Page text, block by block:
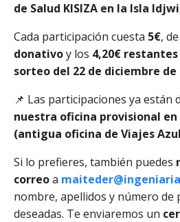
de Salud KISIZA en la Isla
Cada participación cuesta 5€,
donativoy los 4,20€
sorteo del 22 de diciembre de
📌 Las participaciones ya están
nuestra oficina provisional
(antigua oficina de Viajes
Si lo prefieres, también puedes
correoa
nombre, apellidos y número de
deseadas. Te enviaremos un